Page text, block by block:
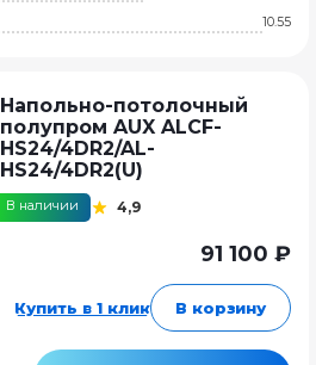
10.55
Напольно-потолочный
полупром AUX ALCF-
HS24/4DR2/AL-
HS24/4DR2(U)
В наличии 4,9
91 100 ₽
Купить в 1 клик В корзину